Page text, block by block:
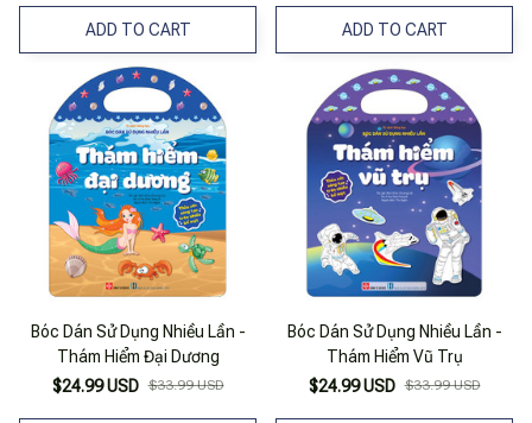
ADD TO CART ADD TO CART
Bóc Dán Sử Dụng Nhiều Lần -
Thám Hiểm Đại Dương
$24.99 USD $33.99 USD
Bóc Dán Sử Dụng Nhiều Lần -
Thám Hiểm Vũ Trụ
$24.99 USD $33.99 USD